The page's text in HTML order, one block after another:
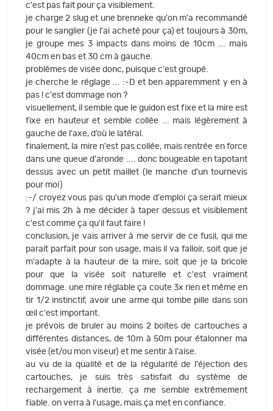
c'est pas fait pour ça visiblement.
je charge 2 slug et une brenneke qu'on m'a recommandé
pour le sanglier (je l'ai acheté pour ça) et toujours à 30m,
je groupe mes 3 impacts dans moins de 10cm ... mais
40cm en bas et 30 cm à gauche.
problèmes de visée donc, puisque c'est groupé.
je cherche le réglage ... :-D et ben apparemment y en à
pas ! c'est dommage non ?
visuellement, il semble que le guidon est fixe et la mire est
fixe en hauteur et semble collée ... mais légèrement à
gauche de l'axe, d’où le latéral.
finalement, la mire n'est pas collée, mais rentrée en force
dans une queue d'aronde .... donc bougeable en tapotant
dessus avec un petit maillet (le manche d'un tournevis
pour moi)
:-/ croyez vous pas qu'un mode d'emploi ça serait mieux
? j'ai mis 2h à me décider à taper dessus et visiblement
c'est comme ça qu'il faut faire !
conclusion, je vais arriver à me servir de ce fusil, qui me
parait parfait pour son usage, mais il va falloir, soit que je
m'adapte à la hauteur de la mire, soit que je la bricole
pour que la visée soit naturelle et c'est vraiment
dommage. une mire réglable ça coute 3x rien et même en
tir 1/2 instinctif, avoir une arme qui tombe pille dans son
œil c'est important.
je prévois de bruler au moins 2 boites de cartouches a
différentes distances, de 10m à 50m pour étalonner ma
visée (et/ou mon viseur) et me sentir à l'aise.
au vu de la qualité et de la régularité de l'éjection des
cartouches, je suis très satisfait du système de
rechargement à inertie. ça me semble extrêmement
fiable. on verra à l'usage, mais ça met en confiance.